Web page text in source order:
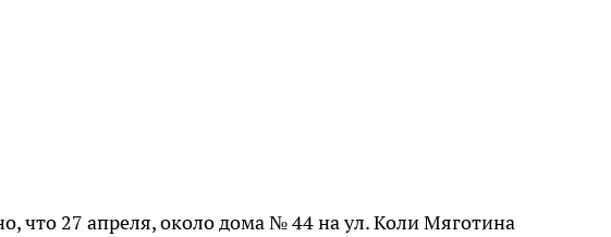
что 27 апреля, около дома № 44 на ул. Коли Мяготина